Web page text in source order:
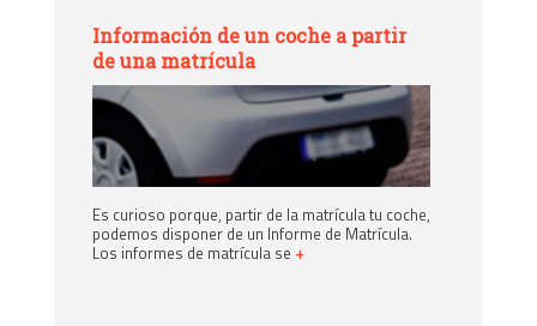
Información de un coche a partir
de una matrícula
Es curioso porque, partir de la matrícula tu coche,
podemos disponer de un Informe de Matrícula.
Los informes de matrícula se +